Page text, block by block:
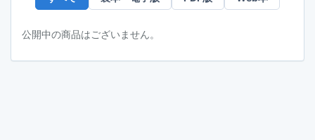
公開中の商品はございません。